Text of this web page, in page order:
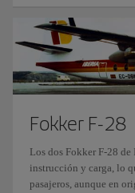
Fokker F-28
Los dos Fokker F-28 de
instrucción y carga, lo
pasajeros, aunque en